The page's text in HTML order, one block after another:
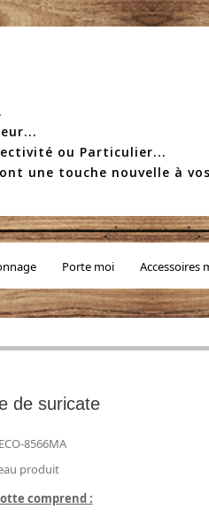
ou Particulier...
une touche nouvelle à
Porte moi Accessoires
de suricate
ECO-8566MA
produit
comprend :